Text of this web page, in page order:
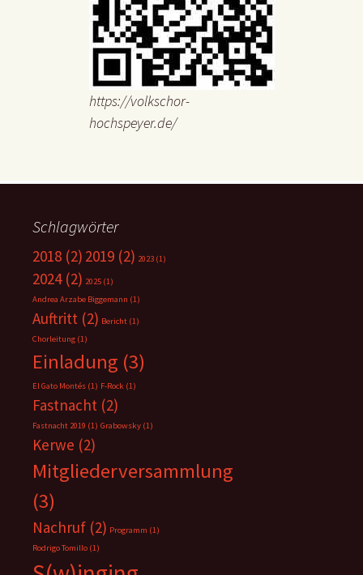
https://volkschor-
hochspeyer.de/
Schlagwörter
2018 (2) 2019 (2) 2023 (1)
2024(2) 2025 (1)
Andrea Arzabe Biggemann (1)
Auftritt (2) Bericht (1)
Chorleitung (1)
Einladung (3)
El Gato Montés (1) F-Rock (1)
Fastnacht (2)
Fastnacht 2019 (1) Grabowsky (1)
Kerwe (2)
Mitgliederversammlung
(3)
Nachruf (2) Programm (1)
Rodrigo Tomillo (1)